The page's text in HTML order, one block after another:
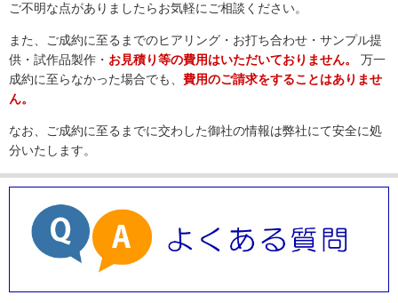
ご不明な点がありましたらお気軽にご相談ください。
また、ご成約に至るまでのヒアリング・お打ち合わせ・サンプル提
供・試作品製作・ お見積り等の費用はいただいておりません。
万一
成約に至らなかった場合でも、 費用のご請求をすることはありませ
ん。
なお、ご成約に至るまでに交わした御社の情報は弊社にて安全に処
分いたします。